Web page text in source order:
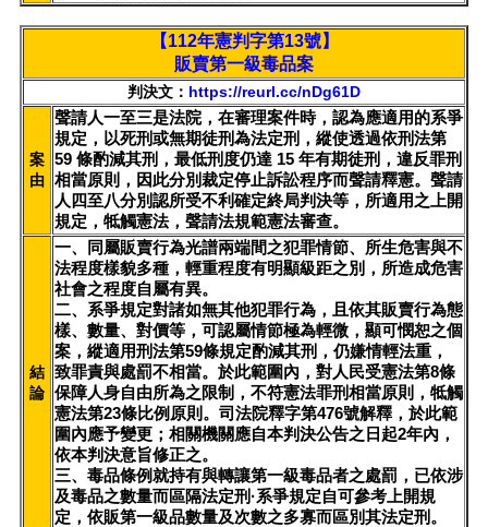
【112年憲判字第13號】
販賣第一級毒品案
判決文： https://reurl.cc/nDg61D
案
由
聲請人一至三是法院，在審理案件時，認為應適用的系爭
規定，以死刑或無期徒刑為法定刑，縱使透過依刑法第
59 條酌減其刑，最低刑度仍達 15 年有期徒刑，違反罪刑
相當原則，因此分別裁定停止訴訟程序而聲請釋憲。聲請
人四至八分別認所受不利確定終局判決等，所適用之上開
規定，牴觸憲法，聲請法規範憲法審查。
結
論
一、同屬販賣行為光譜兩端間之犯罪情節、所生危害與不
法程度樣貌多種，輕重程度有明顯級距之別，所造成危害
社會之程度自屬有異。
二、系爭規定對諸如無其他犯罪行為，且依其販賣行為態
樣、數量、對價等，可認屬情節極為輕微，顯可憫恕之個
案，縱適用刑法第59條規定酌減其刑，仍嫌情輕法重，
致罪責與處罰不相當。於此範圍內，對人民受憲法第8條
保障人身自由所為之限制，不符憲法罪刑相當原則，牴觸
憲法第23條比例原則。司法院釋字第476號解釋，於此範
圍內應予變更；相關機關應自本判決公告之日起2年內，
依本判決意旨修正之。
三、毒品條例就持有與轉讓第一級毒品者之處罰，已依涉
及毒品之數量而區隔法定刑·系爭規定自可參考上開規
定，依販第一級品數量及次數之多寡而區別其法定刑。